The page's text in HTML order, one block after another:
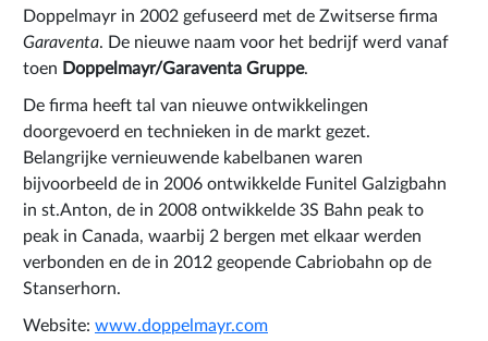
Doppelmayr in 2002 gefuseerd met de Zwitserse firma
Garaventa. De nieuwe naam voor het bedrijf werd vanaf
toen Doppelmayr/Garaventa Gruppe.
De firma heeft tal van nieuwe ontwikkelingen
doorgevoerd en technieken in de markt gezet.
Belangrijke vernieuwende kabelbanen waren
bijvoorbeeld de in 2006 ontwikkelde Funitel Galzigbahn
in st.Anton, de in 2008 ontwikkelde 3S Bahn peak to
peak in Canada, waarbij 2 bergen met elkaar werden
verbonden en de in 2012 geopende Cabriobahn op de
Stanserhorn.
Website: www.doppelmayr.com